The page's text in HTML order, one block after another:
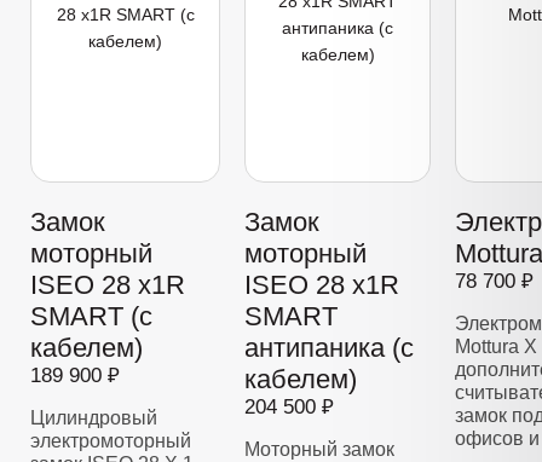
Замок
моторный
ISEO 28 x1R
SMART (с
кабелем)
189 900 ₽
Цилиндровый
электромоторный
Замок
моторный
ISEO 28 x1R
SMART
антипаника (с
кабелем)
204 500 ₽
Моторный замок
78 700 ₽
Mottura
замок
офисов и